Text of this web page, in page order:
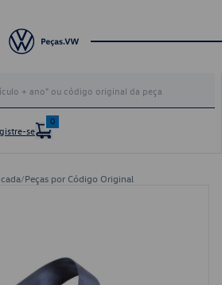
se
0
/Peças por Código Original